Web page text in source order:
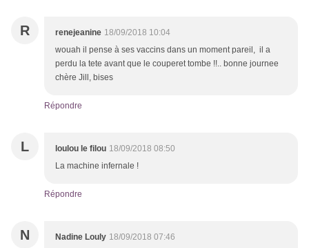
R renejeanine 18/09/2018 10:04
wouah il pense à ses vaccins dans un moment pareil, il a
perdu la tete avant que le couperet tombe !!.. bonne journee
chère Jill, bises
Répondre
L loulou le filou 18/09/2018 08:50
La machine infernale !
Répondre
N Nadine Louly 18/09/2018 07:46